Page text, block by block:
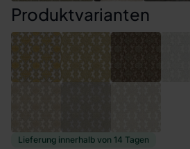
Lieferung innerhalb von 14 Tagen
Produktvarianten